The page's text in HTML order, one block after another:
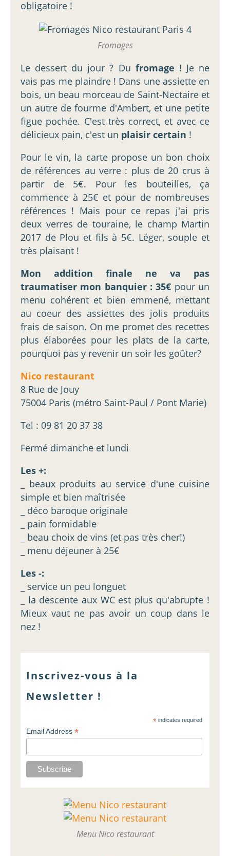
obligatoire !
Fromages
Le dessert du jour ? Du fromage ! Je ne
vais pas me plaindre ! Dans une assiette en
bois, un beau morceau de Saint-Nectaire et
un autre de fourme d'Ambert, et une petite
figue pochée. C'est très correct, et avec ce
délicieux pain, c'est un plaisir certain !
Pour le vin, la carte propose un bon choix
de références au verre : plus de 20 crus à
partir de 5€. Pour les bouteilles, ça
commence à 25€ et pour de nombreuses
références ! Mais pour ce repas j'ai pris
deux verres de touraine, le champ Martin
2017 de Plou et fils à 5€. Léger, souple et
très plaisant !
Mon addition finale ne va pas
traumatiser mon banquier : 35€ pour un
menu cohérent et bien emmené, mettant
au coeur des assiettes des jolis produits
frais de saison. On me promet des recettes
plus élaborées pour les plats de la carte,
pourquoi pas y revenir un soir les goûter?
Nico restaurant
8 Rue de Jouy
75004 Paris (métro Saint-Paul / Pont Marie)
Tel : 09 81 20 37 38
Fermé dimanche et lundi
Les +:
_ beaux produits au service d'une cuisine
simple et bien maîtrisée
_ déco baroque originale
_ pain formidable
_ beau choix de vins (et pas très cher!)
_ menu déjeuner à 25€
Les -:
_ service un peu longuet
_ la descente aux WC est plus qu'abrupte !
Mieux vaut ne pas avoir un coup dans le
nez !
Inscrivez-vous à la
Newsletter !
*indicates required
Email Address*
Menu Nico restaurant